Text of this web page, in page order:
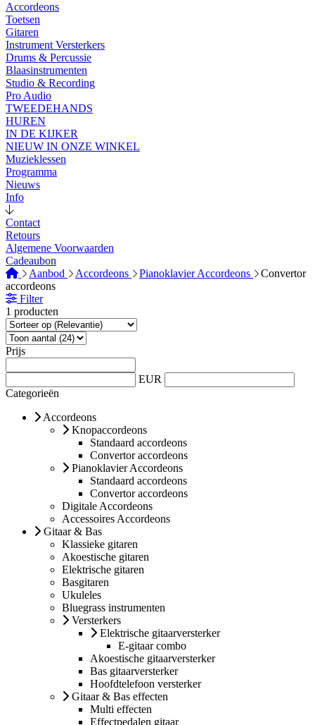
Accordeons
Toetsen
Gitaren
Instrument Versterkers
Drums & Percussie
Blaasinstrumenten
Studio & Recording
Pro Audio
TWEEDEHANDS
HUREN
IN DE KIJKER
NIEUW IN ONZE WINKEL
Muzieklessen
Programma
Nieuws
Info
Contact
Retours
Algemene Voorwaarden
Cadeaubon
Aanbod
Accordeons Pianoklavier Accordeons
Convertor
accordeons
Filter
1 producten
Prijs
EUR
Categorieën
Accordeons
Knopaccordeons
Standaard accordeons
Convertor accordeons
Pianoklavier Accordeons
Standaard accordeons
Convertor accordeons
Digitale Accordeons
Accessoires Accordeons
Gitaar & Bas
Klassieke gitaren
Akoestische gitaren
Elektrische gitaren
Basgitaren
Ukuleles
Bluegrass instrumenten
Versterkers
Elektrische gitaarversterker
E-gitaar combo
Akoestische gitaarversterker
Bas gitaarversterker
Hoofdtelefoon versterker
Gitaar & Bas effecten
Multi effecten
Effectpedalen gitaar